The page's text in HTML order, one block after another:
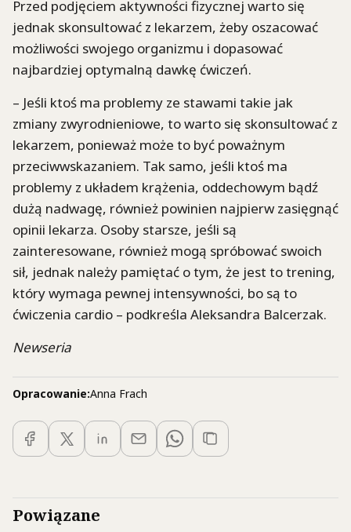
Przed podjęciem aktywności fizycznej warto się
jednak skonsultować z lekarzem, żeby oszacować
możliwości swojego organizmu i dopasować
najbardziej optymalną dawkę ćwiczeń.
– Jeśli ktoś ma problemy ze stawami takie jak
zmiany zwyrodnieniowe, to warto się skonsultować z
lekarzem, ponieważ może to być poważnym
przeciwwskazaniem. Tak samo, jeśli ktoś ma
problemy z układem krążenia, oddechowym bądź
dużą nadwagę, również powinien najpierw zasięgnąć
opinii lekarza. Osoby starsze, jeśli są
zainteresowane, również mogą spróbować swoich
sił, jednak należy pamiętać o tym, że jest to trening,
który wymaga pewnej intensywności, bo są to
ćwiczenia cardio – podkreśla Aleksandra Balcerzak.
Newseria
Opracowanie:Anna Frach
Powiązane